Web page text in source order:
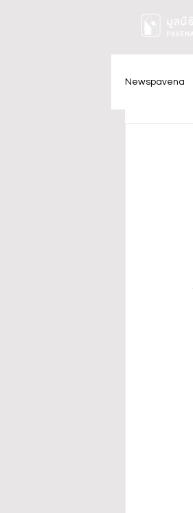
Newspavena